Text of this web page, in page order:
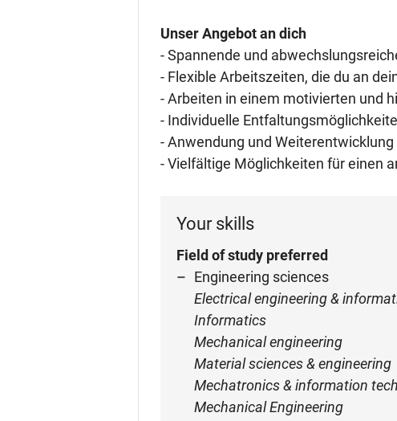
Unser Angebot an dich
- Spannende und
- Flexible Arbeitszeiten, die du an
- Arbeiten in einem motivierten und
- Individuelle
- Anwendung und
- Vielfältige Möglichkeiten für einen
Your skills
Field of study preferred
Engineering sciences
Electrical engineering &
Informatics
Mechanical engineering
Material sciences & engineering
Mechatronics & information
Mechanical Engineering